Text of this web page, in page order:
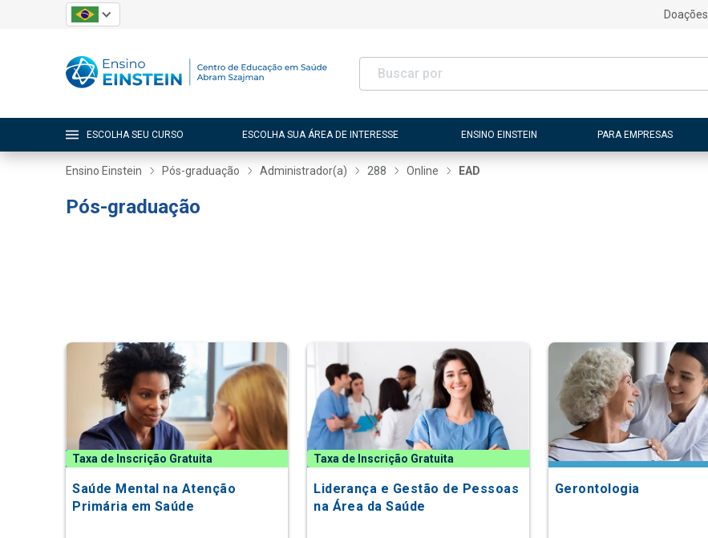
Doações
ESCOLHA SEU CURSO ESCOLHA SUA ÁREA DE INTERESSE ENSINO EINSTEIN PARA EMPRESAS
Ensino Einstein Pós-graduação Administrador(a) 288 Online EAD
Pós-graduação
Taxa de Inscrição Gratuita
Saúde Mental na Atenção
Primária em Saúde
Taxa de Inscrição Gratuita
Liderança e Gestão de Pessoas
na Área da Saúde
Gerontologia